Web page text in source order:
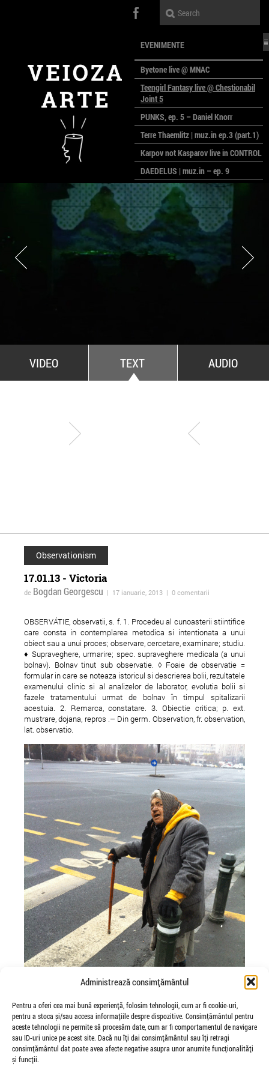
Administrează consimțământul
Pentru a oferi cea mai bună experiență, folosim tehnologii, cum ar fi cookie-uri,
pentru a stoca și/sau accesa informațiile despre dispozitive. Consimțământul pentru
aceste tehnologii ne permite să procesăm date, cum ar fi comportamentul de navigare
sau ID-uri unice pe acest site. Dacă nu îți dai consimțământul sau îți retragi
consimțământul dat poate avea afecte negative asupra unor anumite funcționalități
și funcții.
EVENIMENTE
Byetone live @ MNAC
Teengirl Fantasy live @ Chestionabil
Joint 5
PUNKS, ep. 5 – Daniel Knorr
Terre Thaemlitz | muz.in ep.3 (part.1)
Karpov not Kasparov live in CONTROL
DAEDELUS | muz.in – ep. 9
LALELE, LALELE – prima premieră a
anului la MACAZ
CinePOLSKA – filme poloneze la
București
PEOPLE OF ROMANIA se lansează la
galeria Simeza
All Stars For Outernational
VIDEO TEXT AUDIO
Bilet
Scară de bloc la
Armenească
Observationism
17.01.13 - Victoria
de Bogdan Georgescu | 17 ianuarie, 2013 | 0 comentarii
OBSERVÁTIE, observatii, s. f. 1. Procedeu al cunoasterii stiintifice
care consta in contemplarea metodica si intentionata a unui
obiect sau a unui proces; observare, cercetare, examinare; studiu.
♦ Supraveghere, urmarire; spec. supraveghere medicala (a unui
bolnav). Bolnav tinut sub observatie. ◊ Foaie de observatie =
formular in care se noteaza istoricul si descrierea bolii, rezultatele
examenului clinic si al analizelor de laborator, evolutia bolii si
fazele tratamentului urmat de bolnav în timpul spitalizarii
acestuia. 2. Remarca, constatare. 3. Obiectie critica; p. ext.
mustrare, dojana, repros .– Din germ. Observation, fr. observation,
lat. observatio.